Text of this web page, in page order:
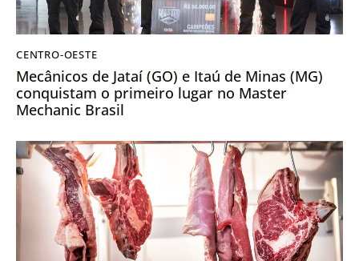
CENTRO-OESTE
Mecânicos de Jataí (GO) e Itaú de Minas (MG)
conquistam o primeiro lugar no Master
Mechanic Brasil